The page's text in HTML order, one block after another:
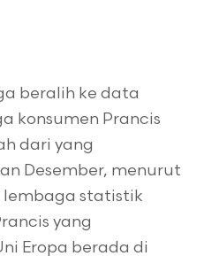
beralih ke data
konsumen Prancis
dari yang
Desember, menurut
statistik
yang
Eropa berada di